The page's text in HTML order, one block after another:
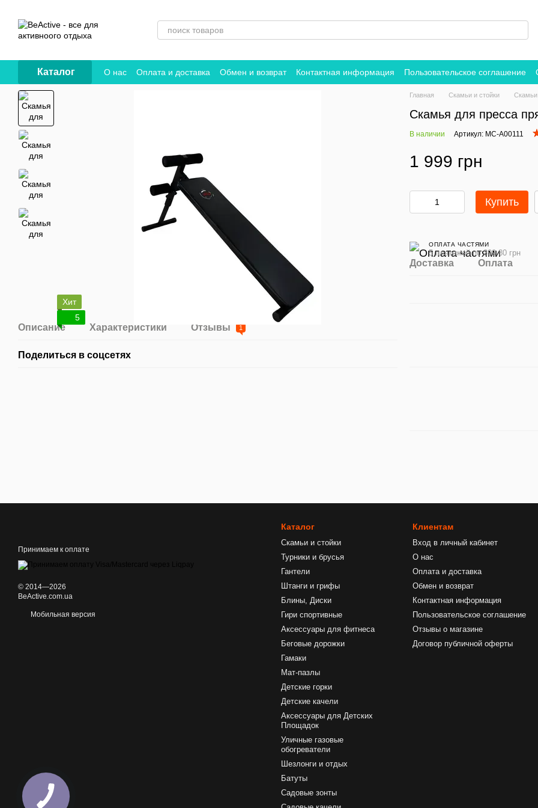
Каталог О нас Оплата и доставка Обмен и возврат Контактная информация Пользовательское соглашение
Договор публичной оферты
Хит
5
Описание Характеристики Отзывы 1
Поделиться в соцсетях
Главная Скамьи и стойки
Скамья для пресса
В наличии Артикул: MC-A00111
1 999 грн
Купить
ОПЛАТА ЧАСТЯМИ
5 платежей по 399.80 грн
Доставка Оплата
Принимаем к оплате
© 2014—2026
BeActive.com.ua
Мобильная версия
Каталог
Скамьи и стойки
Турники и брусья
Гантели
Штанги и грифы
Блины, Диски
Гири спортивные
Аксессуары для фитнеса
Беговые дорожки
Гамаки
Мат-пазлы
Детские горки
Детские качели
Аксессуары для Детских
Площадок
Уличные газовые
обогреватели
Шезлонги и отдых
Батуты
Садовые зонты
Клиентам
Вход в личный кабинет
О нас
Оплата и доставка
Обмен и возврат
Контактная информация
Пользовательское соглашение
Отзывы о магазине
Договор публичной оферты